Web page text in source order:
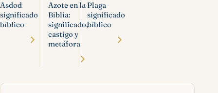
Asdod
significado
bíblico
Azote en la
Biblia:
significado,
castigo y
metáfora
Plaga
significado
bíblico